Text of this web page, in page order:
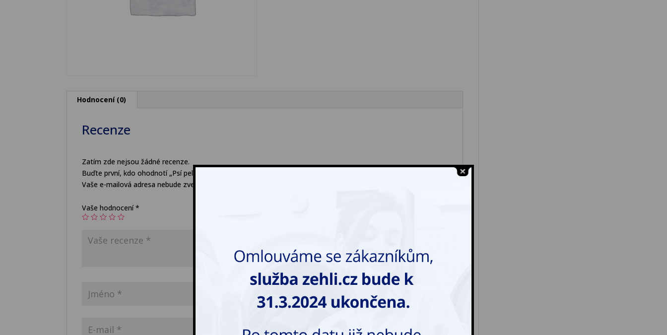
Hodnocení (0)
Recenze
Zatím zde nejsou žádné recenze.
Buďte první, kdo ohodnotí „Psí pelech malý“
Vaše e-mailová adresa nebude zveřejněna.
Vaše hodnocení*